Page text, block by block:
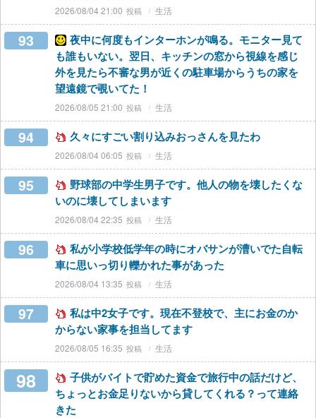
2026/08/04 21:00 生活
93
夜中に何度もインターホンが鳴る。モニター見て
も誰もいない。翌日、キッチンの窓から視線を感じ
外を見たら不審な男が近くの駐車場からうちの家を
望遠鏡で覗いてた！
2026/08/05 21:00 生活
94 久々にすごい割り込みおっさんを見たわ
2026/08/04 06:05 生活
95
野球部の中学生男子です。他人の物を壊したくな
いのに壊してしまいます
2026/08/04 22:35 生活
96
私が小学校低学年の時にオバサンが漕いでた自転
車に思いっ切り轢かれた事があった
2026/08/04 13:35 生活
97
私は中2女子です。現在不登校で、主にお金のか
からない家事を担当してます
2026/08/05 16:35 生活
98
子供がバイトで貯めた資金で旅行中の話だけど、
ちょっとお金足りないから貸してくれる？って連絡
きた